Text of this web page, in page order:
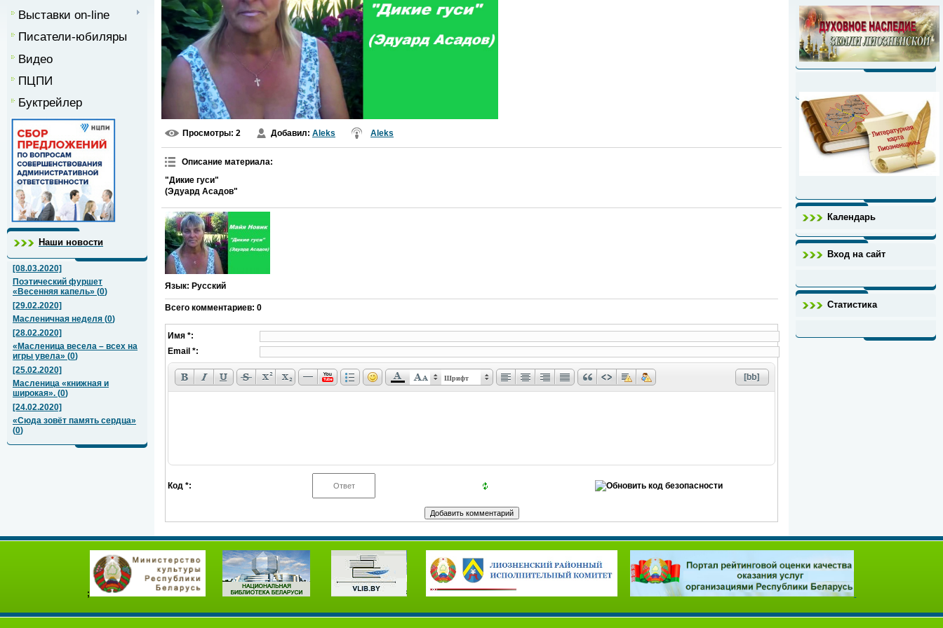
Выставки on-line
Писатели-юбиляры
Видео
ПЦПИ
Буктрейлер
Наши новости
[08.03.2020]
Поэтический фуршет
«Весенняя капель» (0)
[29.02.2020]
Масленичная неделя (0)
[28.02.2020]
«Масленица весела – всех на
игры увела» (0)
[25.02.2020]
Масленица «книжная и
широкая». (0)
[24.02.2020]
«Сюда зовёт память сердца»
(0)
Просмотры: 2 Добавил: Aleks Aleks
Описание материала:
"Дикие гуси"
(Эдуард Асадов"
Язык: Русский
Всего комментариев: 0
Имя *:
Email *:
Шрифт
Код *:
Календарь
Вход на сайт
Статистика
;